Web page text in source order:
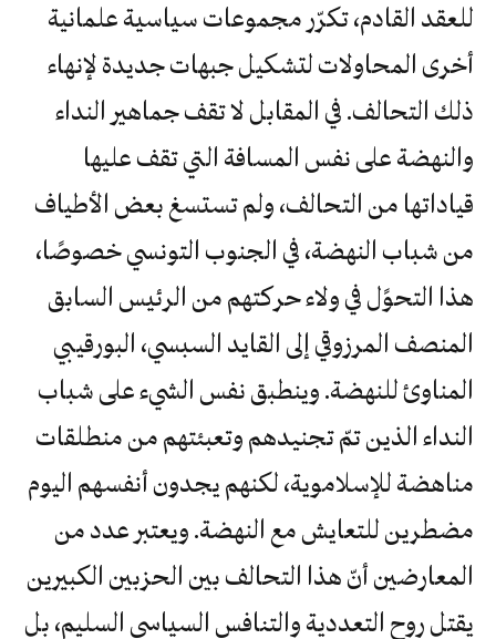
للعقد القادم، تكرّر مجموعات سياسية علمانية
أخرى المحاولات لتشكيل جبهات جديدة لإنهاء
ذلك التحالف. في المقابل لا تقف جماهير النداء
والنهضة على نفس المسافة التي تقف عليها
قياداتها من التحالف، ولم تستسغ بعض الأطياف
من شباب النهضة، في الجنوب التونسي خصوصًا،
هذا التحوًل في ولاء حركتهم من الرئيس السابق
المنصف المرزوقي إلى القايد السبسي، البورقيبي
المناوئ للنهضة. وينطبق نفس الشيء على شباب
النداء الذين تمّ تجنيدهم وتعبئتهم من منطلقات
مناهضة للإسلاموية، لكنهم يجدون أنفسهم اليوم
مضطرين للتعايش مع النهضة. ويعتبر عدد من
المعارضين أنّ هذا التحالف بين الحزبين الكبيرين
يقتل روح التعددية والتنافس السياسي السليم، بل